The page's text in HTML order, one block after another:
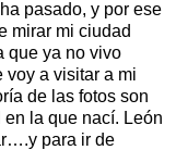
pasado, y por ese
mirar mi ciudad
que ya no vivo
voy a visitar a mi
de las fotos son
la que nací. León
para ir de